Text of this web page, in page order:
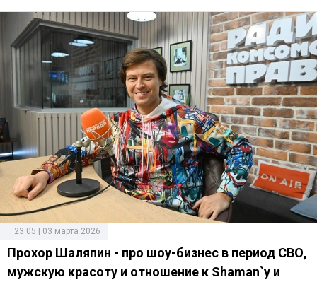
23:05 | 03 марта 2026
Прохор Шаляпин - про шоу-бизнес в период СВО,
мужскую красоту и отношение к Shaman`у и